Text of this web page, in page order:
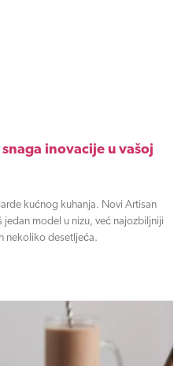
inovacije u vašoj
kućnog kuhanja. Novi Artisan
jedan model u nizu, već najozbiljniji
nekoliko desetljeća.